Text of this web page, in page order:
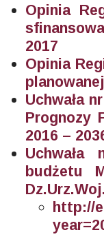
Opinia
2017
Opinia
Uchwała
Prognozy
2016 –
Uchwała
budżetu
http://